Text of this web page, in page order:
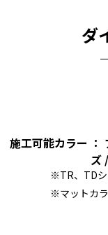
ダ
施工可能カラー ：
ズ
※TR、TDシ
※マットカ